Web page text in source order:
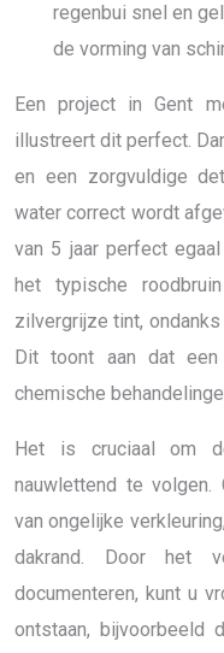
regenbui snel en
de vorming van
Een project in Gent
illustreert dit perfect.
en een zorgvuldige
water correct wordt
van 5 jaar perfect
het typische
zilvergrijze tint,
Dit toont aan dat
chemische
Het is cruciaal om
nauwlettend te volgen.
van ongelijke
dakrand. Door het
documenteren, kunt u
ontstaan, bijvoorbeeld